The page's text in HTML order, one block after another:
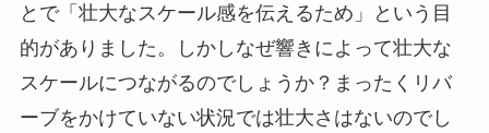
とで「壮大なスケール感を伝えるため」という目
的がありました。しかしなぜ響きによって壮大な
スケールにつながるのでしょうか？まったくリバ
ーブをかけていない状況では壮大さはないのでし